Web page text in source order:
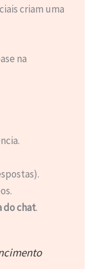
criam uma
na
do chat.